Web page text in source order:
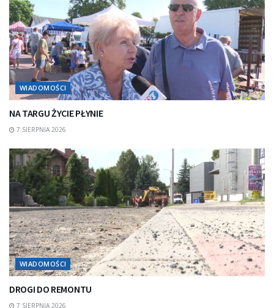
WIADOMOŚCI
NA TARGU ŻYCIE PŁYNIE
7 SIERPNIA 2026
WIADOMOŚCI
DROGI DO REMONTU
7 SIERPNIA 2026